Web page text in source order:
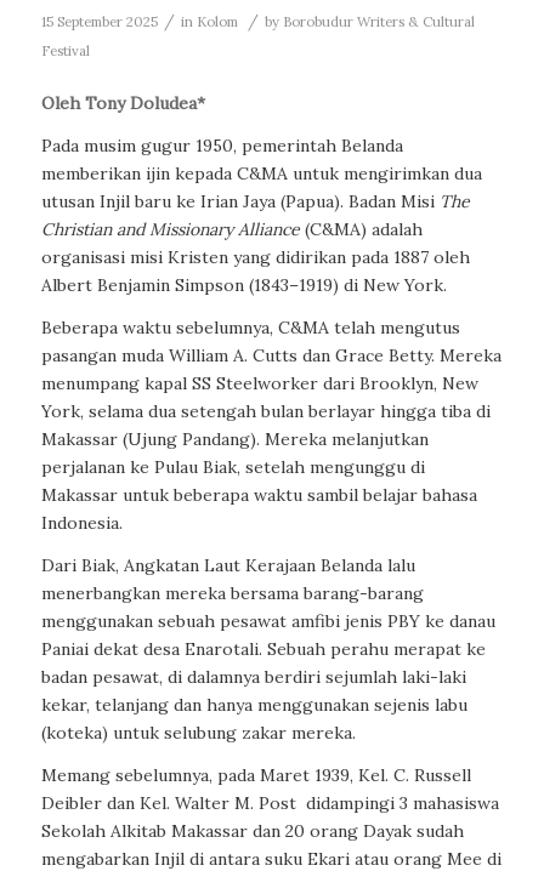
15 September 2025 / in Kolom / by Borobudur Writers & Cultural
Festival
Oleh Tony Doludea*
Pada musim gugur 1950, pemerintah Belanda
memberikan ijin kepada C&MA untuk mengirimkan dua
utusan Injil baru ke Irian Jaya (Papua). Badan Misi The
Christian and Missionary Alliance(C&MA) adalah
organisasi misi Kristen yang didirikan pada 1887 oleh
Albert Benjamin Simpson (1843–1919) di New York.
Beberapa waktu sebelumnya, C&MA telah mengutus
pasangan muda William A. Cutts dan Grace Betty. Mereka
menumpang kapal SS Steelworker dari Brooklyn, New
York, selama dua setengah bulan berlayar hingga tiba di
Makassar (Ujung Pandang). Mereka melanjutkan
perjalanan ke Pulau Biak, setelah mengunggu di
Makassar untuk beberapa waktu sambil belajar bahasa
Indonesia.
Dari Biak, Angkatan Laut Kerajaan Belanda lalu
menerbangkan mereka bersama barang-barang
menggunakan sebuah pesawat amfibi jenis PBY ke danau
Paniai dekat desa Enarotali. Sebuah perahu merapat ke
badan pesawat, di dalamnya berdiri sejumlah laki-laki
kekar, telanjang dan hanya menggunakan sejenis labu
(koteka) untuk selubung zakar mereka.
Memang sebelumnya, pada Maret 1939, Kel. C. Russell
Deibler dan Kel. Walter M. Post didampingi 3 mahasiswa
Sekolah Alkitab Makassar dan 20 orang Dayak sudah
mengabarkan Injil di antara suku Ekari atau orang Mee di